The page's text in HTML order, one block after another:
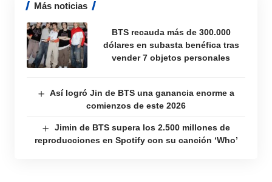
Más noticias
BTS recauda más de 300.000
dólares en subasta benéfica tras
vender 7 objetos personales
Así logró Jin de BTS una ganancia enorme a
comienzos de este 2026
Jimin de BTS supera los 2.500 millones de
reproducciones en Spotify con su canción ‘Who’